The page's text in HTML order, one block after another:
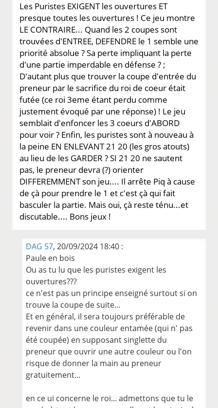
Les Puristes EXIGENT les ouvertures ET
presque toutes les ouvertures ! Ce jeu montre
LE CONTRAIRE... Quand les 2 coupes sont
trouvées d'ENTREE, DEFENDRE le 1 semble une
priorité absolue ? Sa perte impliquant la perte
d'une partie imperdable en défense ? ;
D'autant plus que trouver la coupe d'entrée du
preneur par le sacrifice du roi de coeur était
futée (ce roi 3eme étant perdu comme
justement évoqué par une réponse) ! Le jeu
semblait d'enfoncer les 3 coeurs d'ABORD
pour voir ? Enfin, les puristes sont à nouveau à
la peine EN ENLEVANT 21 20 (les gros atouts)
au lieu de les GARDER ? SI 21 20 ne sautent
pas, le preneur devra (?) orienter
DIFFEREMMENT son jeu.... Il arrête Piq à cause
de çà pour prendre le 1 et c'est çà qui fait
basculer la partie. Mais oui, çà reste ténu...et
discutable.... Bons jeux !
DAG 57, 20/09/2024 18:40 :
Paule en bois
Ou as tu lu que les puristes exigent les
ouvertures???
ce n'est pas un principe enseigné surtout si on
trouve la coupe de suite...
Et en général, il sera toujours préférable de
revenir dans une couleur entamée (qui n' pas
été coupée) en supposant singlette du
preneur que ouvrir une autre couleur ou l'on
risque de donner la main au preneur
gratuitement...
en ce ui concerne le roi... admettons que tu le